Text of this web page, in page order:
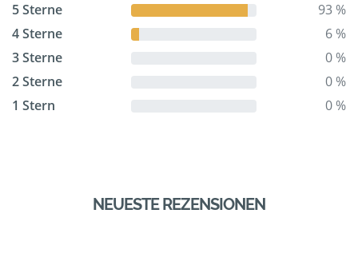
5 Sterne
93 %
4 Sterne
6 %
3 Sterne
0 %
2 Sterne
0 %
1 Stern
0 %
NEUESTE REZENSIONEN